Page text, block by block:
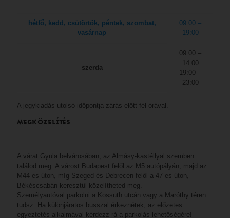
hétfő, kedd, csütörtök, péntek, szombat,
vasárnap
09:00 –
19:00
szerda
09:00 –
14:00
19:00 –
23:00
A jegykiadás utolsó időpontja zárás előtt fél órával.
MEGKÖZELÍTÉS
A várat Gyula belvárosában, az Almásy-kastéllyal szemben
találod meg. A várost Budapest felől az M5 autópályán, majd az
M44-es úton, míg Szeged és Debrecen felől a 47-es úton,
Békéscsabán keresztül közelítheted meg.
Személyautóval parkolni a Kossuth utcán vagy a Maróthy téren
tudsz. Ha különjáratos busszal érkeznétek, az előzetes
egyeztetés alkalmával kérdezz rá a parkolás lehetőségére!